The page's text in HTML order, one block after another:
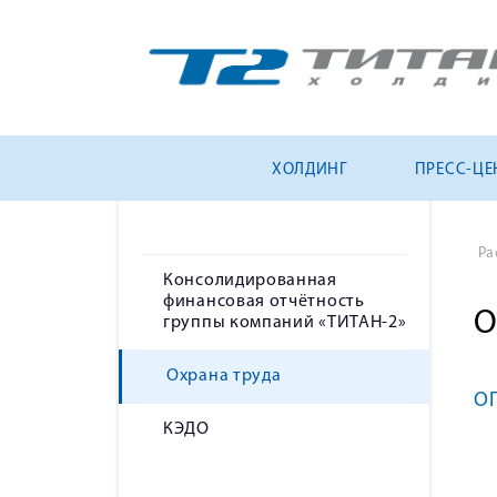
ХОЛДИНГ ПРЕСС-
Консолидированная
финансовая отчётность
группы компаний «ТИТАН-2»
Охрана труда
КЭДО